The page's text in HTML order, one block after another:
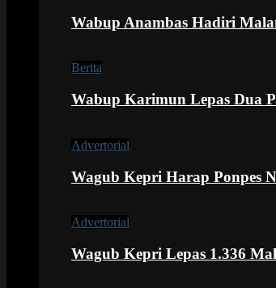
Wabup Anambas Hadiri
Berita
Wabup Karimun Lepas Dua
Advertorial
Wagub Kepri Harap Ponpes
Advertorial
Wagub Kepri Lepas 1.336